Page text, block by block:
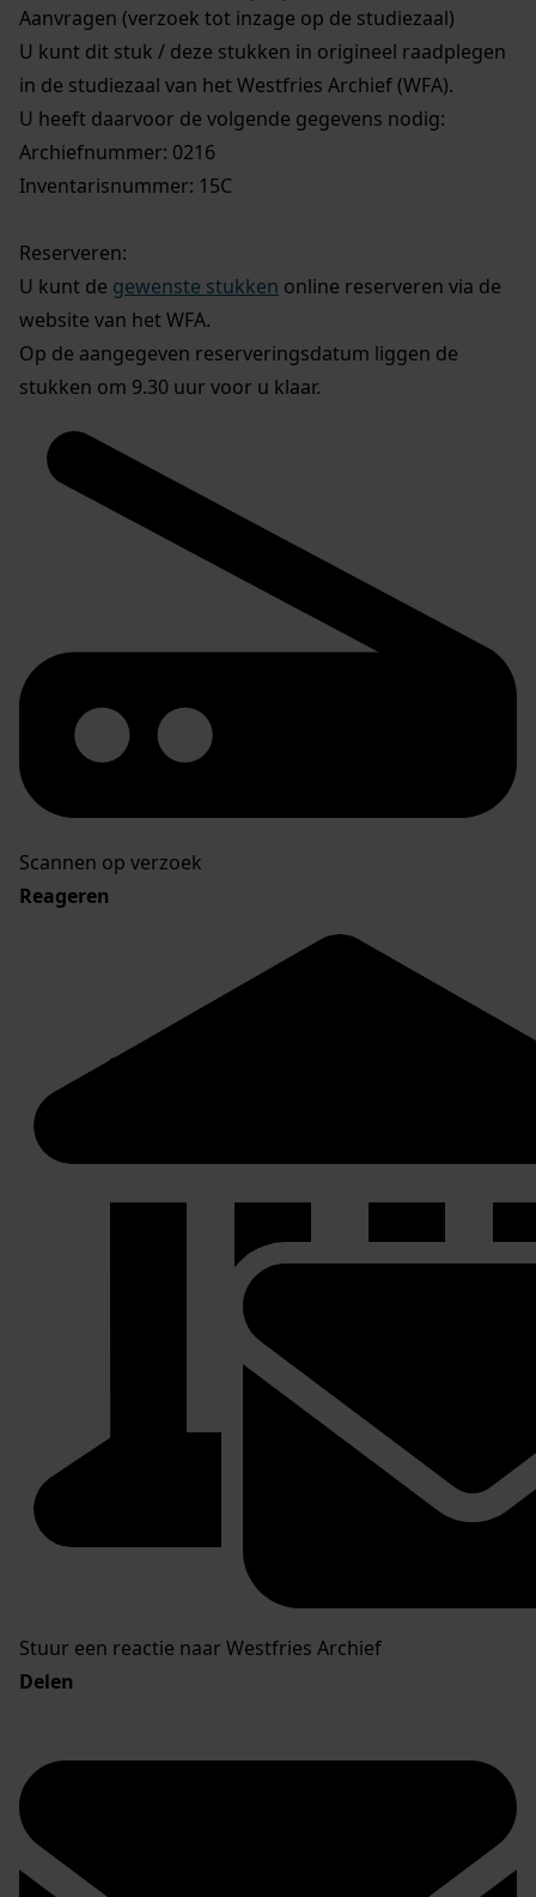
Aanvragen (verzoek tot inzage op de studiezaal)
U kunt dit stuk / deze stukken in origineel raadplegen
in de studiezaal van het Westfries Archief (WFA).
U heeft daarvoor de volgende gegevens nodig:
Archiefnummer: 0216
Inventarisnummer: 15C
Reserveren:
U kunt de gewenste stukken online reserveren via de
website van het WFA.
Op de aangegeven reserveringsdatum liggen de
stukken om 9.30 uur voor u klaar.
Scannen op verzoek
Reageren
Stuur een reactie naar Westfries Archief
Delen